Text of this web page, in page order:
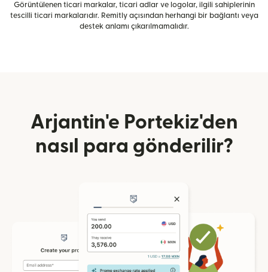
Görüntülenen ticari markalar, ticari adlar ve logolar, ilgili sahiplerinin
tescilli ticari markalarıdır. Remitly açısından herhangi bir bağlantı veya
destek anlamı çıkarılmamalıdır.
Arjantin'e Portekiz'den
nasıl para gönderilir?